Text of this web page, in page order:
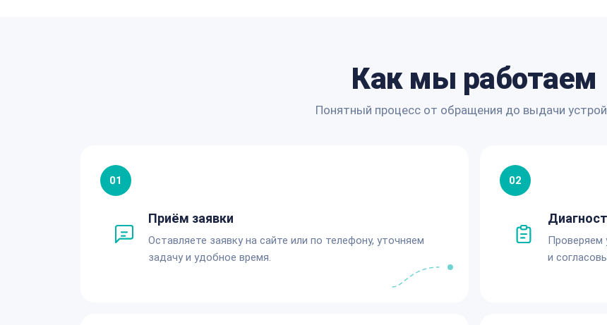
Как мы работаем
Понятный процесс от обращения до выдачи
01
Приём заявки
Оставляете заявку на сайте или по телефону, уточняем
задачу и удобное время.
02
Проверяем
и